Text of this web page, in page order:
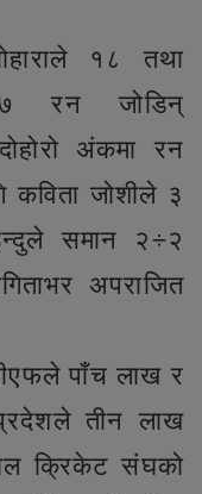
१८ तथा
रन जोडिन्
अंकमा रन
जोशीले ३
समान २÷२
अपराजित
पाँच लाख र
तीन लाख
क्रिकेट संघको